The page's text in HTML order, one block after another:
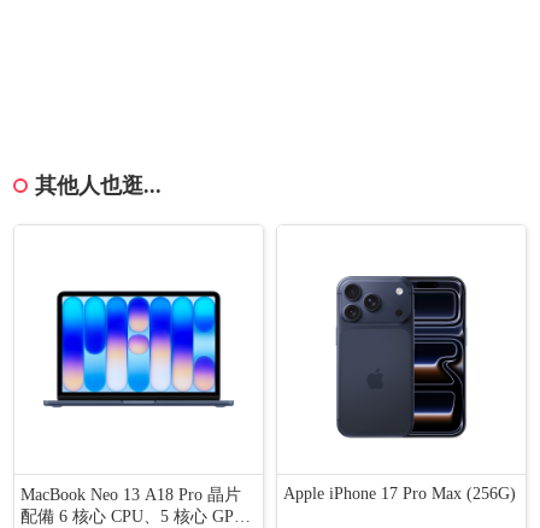
其他人也逛...
MacBook Neo 13 A18 Pro 晶片
配備 6 核心 CPU、5 核心 GP
Apple iPhone 17 Pro Max (256G)